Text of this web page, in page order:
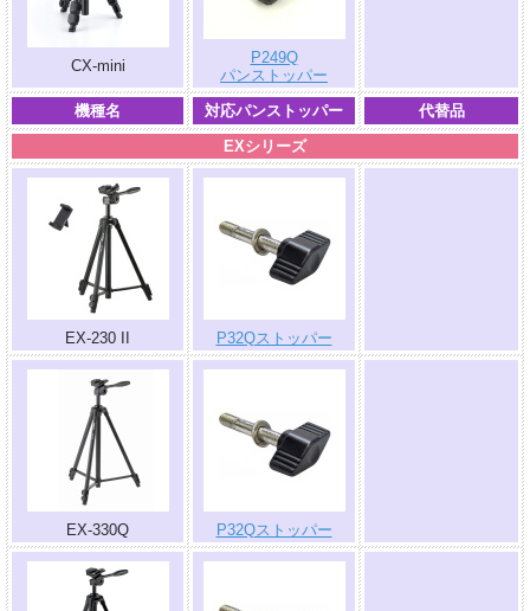
CX-mini
P249Q
パンストッパー
機種名 対応パンストッパー
代替品
EXシリーズ
EX-230 II P32Qストッパー
EX-330Q P32Qストッパー